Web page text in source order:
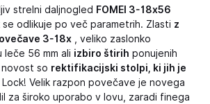
strelni daljnogled FOMEI 3-18x56
se odlikuje po več parametrih. Zlasti z
3-18x , veliko zaslonko
leče 56 mm ali izbiro štirih ponujenih
novost so rektifikacijski stolpi, ki jih je
Lock! Velik razpon povečave je novega
za široko uporabo v lovu, zaradi finega